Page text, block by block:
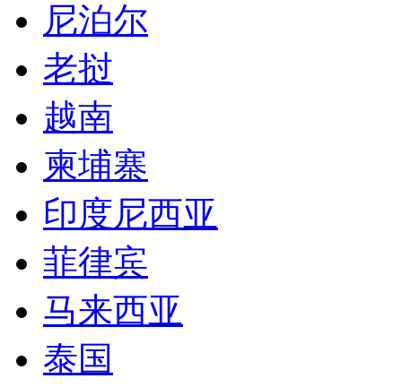
尼泊尔
老挝
越南
柬埔寨
印度尼西亚
菲律宾
马来西亚
泰国